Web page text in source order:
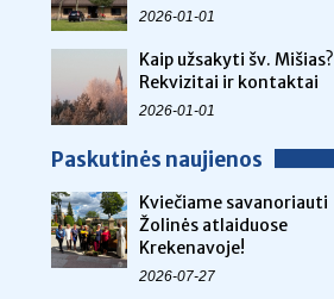
2026-01-01
Kaip užsakyti šv. Mišias?
Rekvizitai ir kontaktai
2026-01-01
Paskutinės naujienos
Kviečiame savanoriauti
Žolinės atlaiduose
Krekenavoje!
2026-07-27